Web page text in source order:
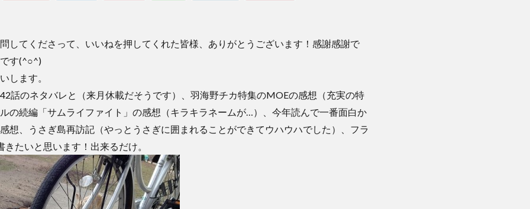
してくださって、いいねを押してくれた皆様、ありがとうございます！感謝感謝で
す(^○^)
します。
話のネタバレと（来月休載だそうです）、羽海野チカ特集のMOEの感想（充実の特
の続編「サムライファイト」の感想（キラキラネームが…）、今年読んで一番面白か
想、うさぎ島再訪記（やっとうさぎに囲まれることができてウハウハでした）、フラ
たいと思います！出来るだけ。